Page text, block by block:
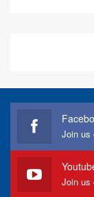
Join us
Join us